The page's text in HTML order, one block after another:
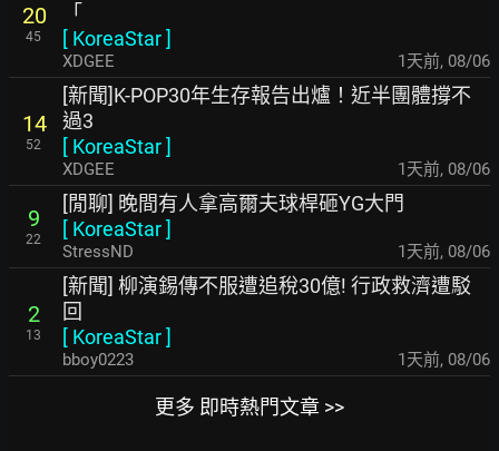
20
45
「
[ KoreaStar]
XDGEE 1天前, 08/06
14
52
[新聞]K-POP30年生存報告出爐！近半團體撐不
過3
[ KoreaStar]
XDGEE 1天前, 08/06
9
22
[閒聊] 晚間有人拿高爾夫球桿砸YG大門
[ KoreaStar]
StressND 1天前, 08/06
2
13
[新聞] 柳演錫傳不服遭追稅30億! 行政救濟遭駁
回
[ KoreaStar]
bboy0223 1天前, 08/06
更多 即時熱門文章 >>